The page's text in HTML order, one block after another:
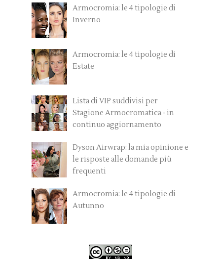
Armocromia: le 4 tipologie di
Inverno
Armocromia: le 4 tipologie di
Estate
Lista di VIP suddivisi per
Stagione Armocromatica - in
continuo aggiornamento
Dyson Airwrap: la mia opinione e
le risposte alle domande più
frequenti
Armocromia: le 4 tipologie di
Autunno